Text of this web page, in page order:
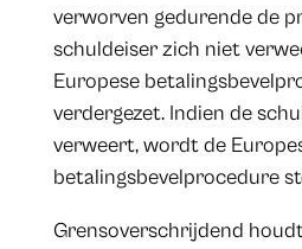
verworven gedurende de
schuldeiser zich niet
Europese
verdergezet. Indien de
verweert, wordt de
betalingsbevelprocedure
Grensoverschrijdend